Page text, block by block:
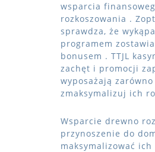
wsparcia
rozkoszowania .
sprawdza, że
programem
bonusem . TTJL
zachęt i promocji
wyposażają
zmaksymalizuj ich
Wsparcie drewno
przynoszenie do
maksymalizować